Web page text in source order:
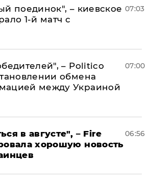
поединок", – киевское
1-й матч с
07:03
– Politico
обмена
между Украиной
07:00
в августе", – Fire
хорошую новость
06:56